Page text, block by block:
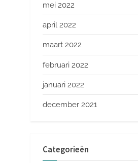
mei 2022
april 2022
maart 2022
februari 2022
januari 2022
december 2021
Categorieën